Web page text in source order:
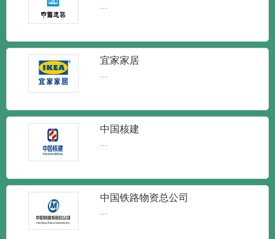
...
宜家家居
...
中国核建
...
中国铁路物资总公司
...